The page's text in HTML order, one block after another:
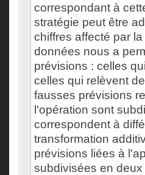
correspondant à
stratégie peut être
chiffres affecté par
données nous a
prévisions : celles
celles qui relèvent
fausses prévisions
l'opération sont
correspondent à
transformation
prévisions liées à
subdivisées en